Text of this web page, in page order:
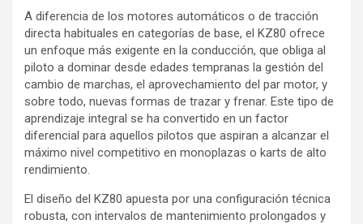
A diferencia de los motores automáticos o de tracción
directa habituales en categorías de base, el KZ80 ofrece
un enfoque más exigente en la conducción, que obliga al
piloto a dominar desde edades tempranas la gestión del
cambio de marchas, el aprovechamiento del par motor, y
sobre todo, nuevas formas de trazar y frenar. Este tipo de
aprendizaje integral se ha convertido en un factor
diferencial para aquellos pilotos que aspiran a alcanzar el
máximo nivel competitivo en monoplazas o karts de alto
rendimiento.
El diseño del KZ80 apuesta por una configuración técnica
robusta, con intervalos de mantenimiento prolongados y